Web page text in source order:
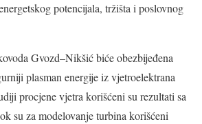
potencijala, tržišta i poslovnog
Gvozd–Nikšić biće obezbijeđena
plasman energije iz vjetroelektrana
procjene vjetra korišćeni su rezultati sa
su za modelovanje turbina korišćeni